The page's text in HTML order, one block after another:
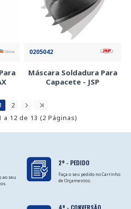
0205042
Máscara Soldadura Para
Capacete - JSP
2
a 12 de 13 (2 Páginas)
ao seu
2º - PEDIDO
Faça o seu pedido no Carrinho
de Orçamentos.
4º - CONVERSÃO